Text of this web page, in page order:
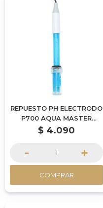
REPUESTO PH ELECTRODO
P700 AQUA MASTER
TOOLS
$ 4.090
- +
COMPRAR